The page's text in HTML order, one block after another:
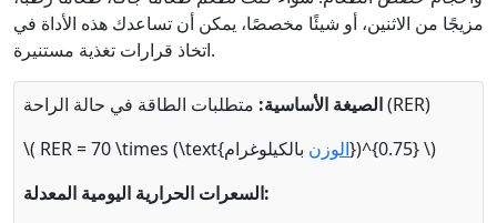
مزيجًا من الاثنين، أو شيئًا مخصصًا، يمكن أن تساعدك هذه الأداة في
اتخاذ قرارات تغذية مستنيرة.
الصيغة الأساسية:متطلبات الطاقة في حالة الراحة (RER)
\( RER = 70 \times (\text{
الوزن
بالكيلوغرام})^{0.75} \)
السعرات الحرارية اليومية المعدلة: